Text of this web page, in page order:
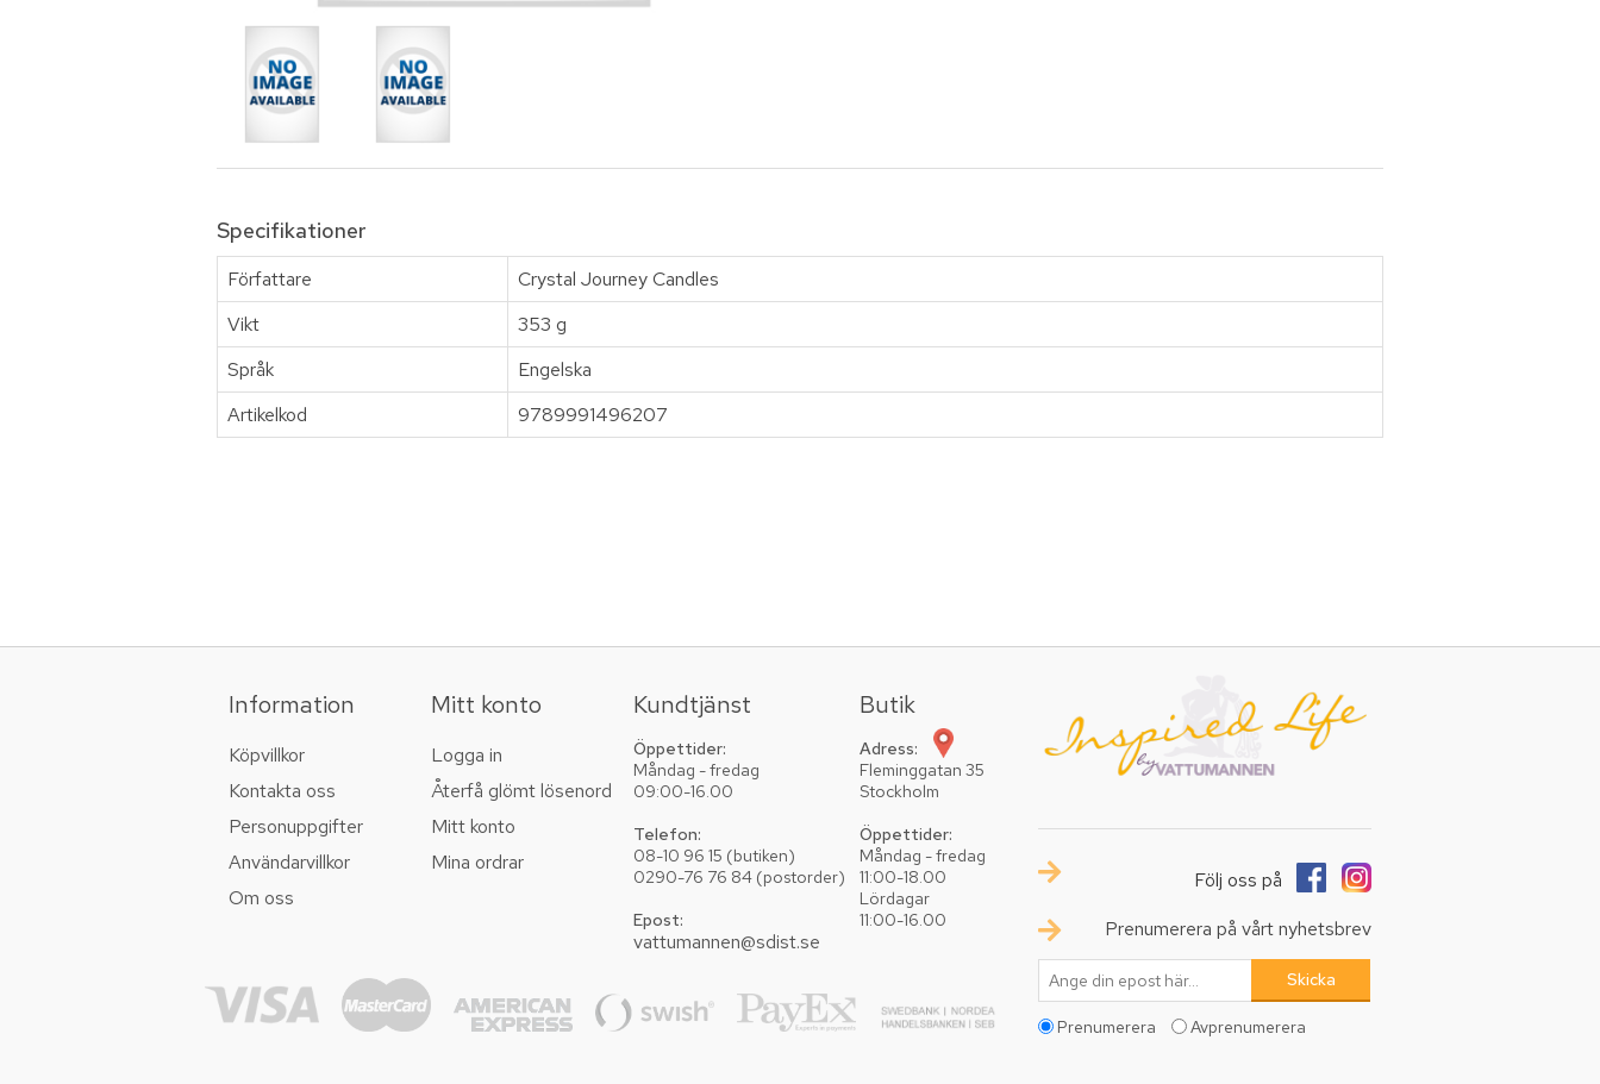
Specifikationer
Författare
Crystal Journey Candles
Vikt
353 g
Språk
Engelska
Artikelkod
9789991496207
Information
Köpvillkor
Kontakta oss
Personuppgifter
Användarvillkor
Om oss
Mitt konto
Logga in
Återfå glömt lösenord
Mitt konto
Mina ordrar
Kundtjänst
Öppettider:
Måndag - fredag
09:00-16.00
Telefon:
08-10 96 15 (butiken)
0290-76 76 84 (postorder)
Epost:
vattumannen@sdist.se
Butik
Adress:
Fleminggatan 35
Stockholm
Öppettider:
Måndag - fredag
11:00-18.00
Lördagar
11:00-16.00
Följ oss på
Prenumerera på vårt nyhetsbrev
Prenumerera Avprenumerera